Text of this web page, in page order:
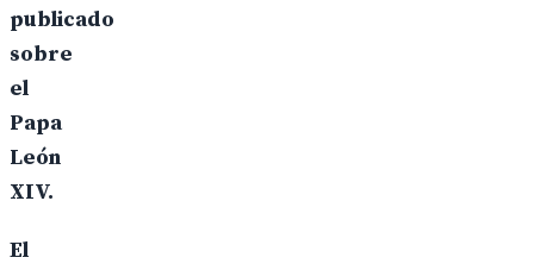
publicado
sobre
el
Papa
León
XIV.
El